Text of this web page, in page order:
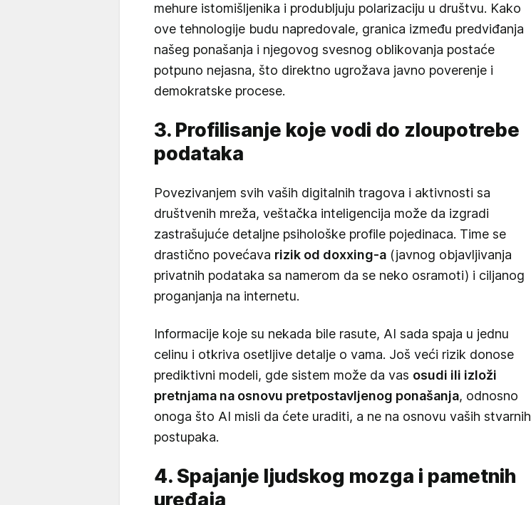
mehure istomišljenika i produbljuju polarizaciju u društvu. Kako
ove tehnologije budu napredovale, granica između predviđanja
našeg ponašanja i njegovog svesnog oblikovanja postaće
potpuno nejasna, što direktno ugrožava javno poverenje i
demokratske procese.
3. Profilisanje koje vodi do zloupotrebe
podataka
Povezivanjem svih vaših digitalnih tragova i aktivnosti sa
društvenih mreža, veštačka inteligencija može da izgradi
zastrašujuće detaljne psihološke profile pojedinaca. Time se
drastično povećava rizik od doxxing-a (javnog objavljivanja
privatnih podataka sa namerom da se neko osramoti) i ciljanog
proganjanja na internetu.
Informacije koje su nekada bile rasute, AI sada spaja u jednu
celinu i otkriva osetljive detalje o vama. Još veći rizik donose
prediktivni modeli, gde sistem može da vas osudi ili izloži
pretnjama na osnovu pretpostavljenog ponašanja, odnosno
onoga što AI misli da ćete uraditi, a ne na osnovu vaših stvarnih
postupaka.
4. Spajanje ljudskog mozga i pametnih
uređaja